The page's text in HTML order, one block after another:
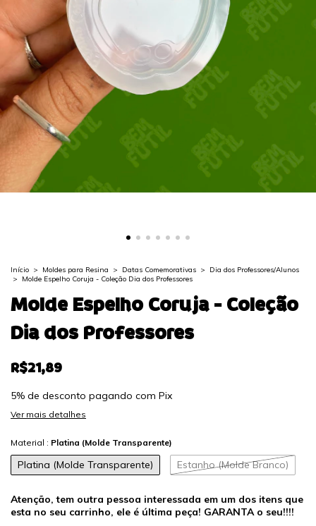
Início > Moldes para Resina > Datas Comemorativas >
Dia dos Professores/Alunos
>
Molde Espelho Coruja - Coleção Dia dos Professores
Molde Espelho Coruja - Coleção
Dia dos Professores
R$21,89
5% de desconto pagando com Pix
Ver mais detalhes
Material : Platina (Molde Transparente)
Platina (Molde Transparente) Estanho (Molde Branco)
Atenção, tem outra pessoa interessada em um dos itens que
esta no seu carrinho, ele é última peça! GARANTA o seu!!!!